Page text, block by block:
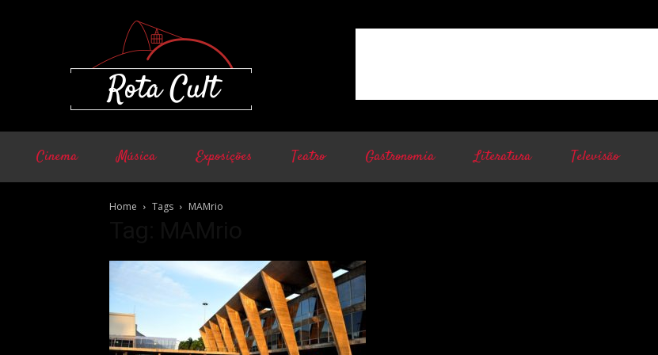
Cinema Música Exposições Teatro Gastronomia Literatura Televisão
Home Tags MAMrio